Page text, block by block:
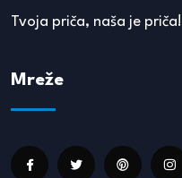
Tvoja priča, naša je priča!
Mreže